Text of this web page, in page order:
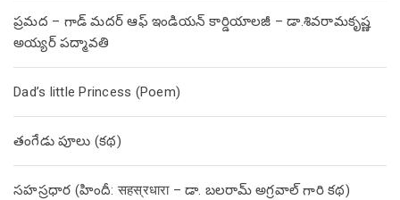
ప్రమద – గాడ్ మదర్ ఆఫ్ ఇండియన్ కార్డియాలజీ – డా.శివరామకృష్ణ
అయ్యర్ పద్మావతి
Dad’s little Princess (Poem)
తంగేడు పూలు (క‌థ‌)
సహస్రధార (హిందీ: सहस्रधारा – డా. బలరామ్ అగ్రవాల్ గారి కథ)